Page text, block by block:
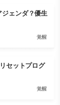
ェンダ？優生
覚醒
セットプログ
覚醒